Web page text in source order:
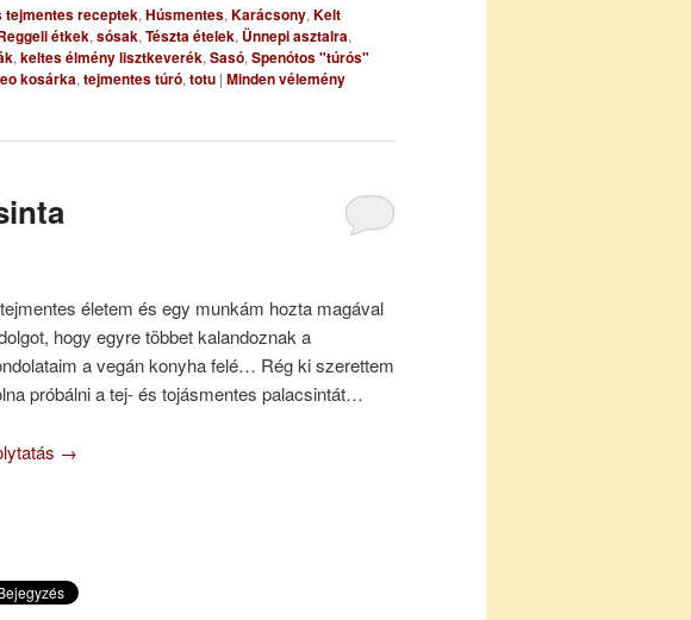
tejmentes receptek, Húsmentes, Karácsony, Kelt
étkek, sósak, Tészta ételek, Ünnepi asztalra,
, keltes élmény lisztkeverék, Sasó, Spenótos "túrós"
kosárka, tejmentes túró, totu | Minden vélemény
életem és egy munkám hozta magával
hogy egyre többet kalandoznak a
a vegán konyha felé… Rég ki szerettem
próbálni a tej- és tojásmentes palacsintát…
→